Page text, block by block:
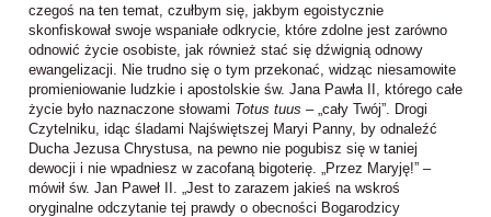
czegoś na ten temat, czułbym się, jakbym egoistycznie
skonfiskował swoje wspaniałe odkrycie, które zdolne jest zarówno
odnowić życie osobiste, jak również stać się dźwignią odnowy
ewangelizacji. Nie trudno się o tym przekonać, widząc niesamowite
promieniowanie ludzkie i apostolskie św. Jana Pawła II, którego całe
życie było naznaczone słowami Totus tuus – „cały Twój”. Drogi
Czytelniku, idąc śladami Najświętszej Maryi Panny, by odnaleźć
Ducha Jezusa Chrystusa, na pewno nie pogubisz się w taniej
dewocji i nie wpadniesz w zacofaną bigoterię. „Przez Maryję!” –
mówił św. Jan Paweł II. „Jest to zarazem jakieś na wskroś
oryginalne odczytanie tej prawdy o obecności Bogarodzicy